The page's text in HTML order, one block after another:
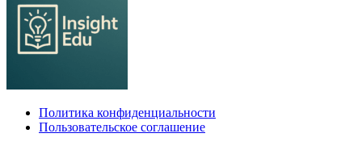
Политика конфиденциальности
Пользовательское соглашение